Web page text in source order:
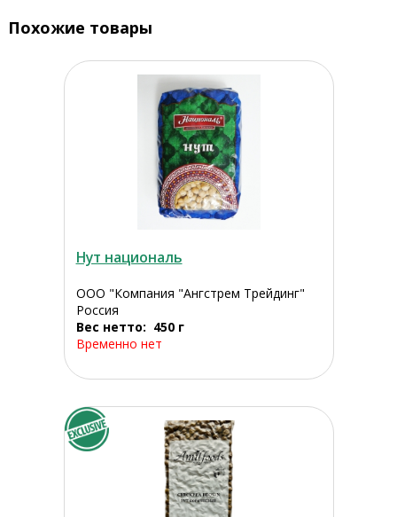
Похожие товары
Нут националь
ООО "Компания "Ангстрем Трейдинг"
Россия
Вес нетто: 450 г
Временно нет